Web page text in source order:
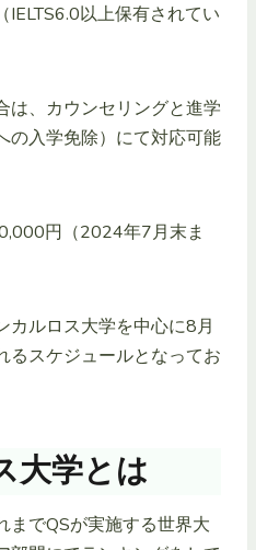
以上保有されてい
は、カウンセリングと進学
の入学免除）にて対応可能
円（2024年7月末ま
ルロス大学を中心に8月
るスケジュールとなってお
大学とは
までQSが実施する世界大